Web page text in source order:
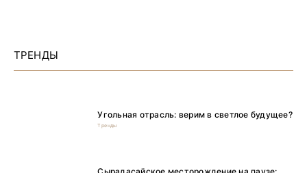
ТРЕНДЫ
Угольная отрасль: верим в светлое будущее?
Тренды